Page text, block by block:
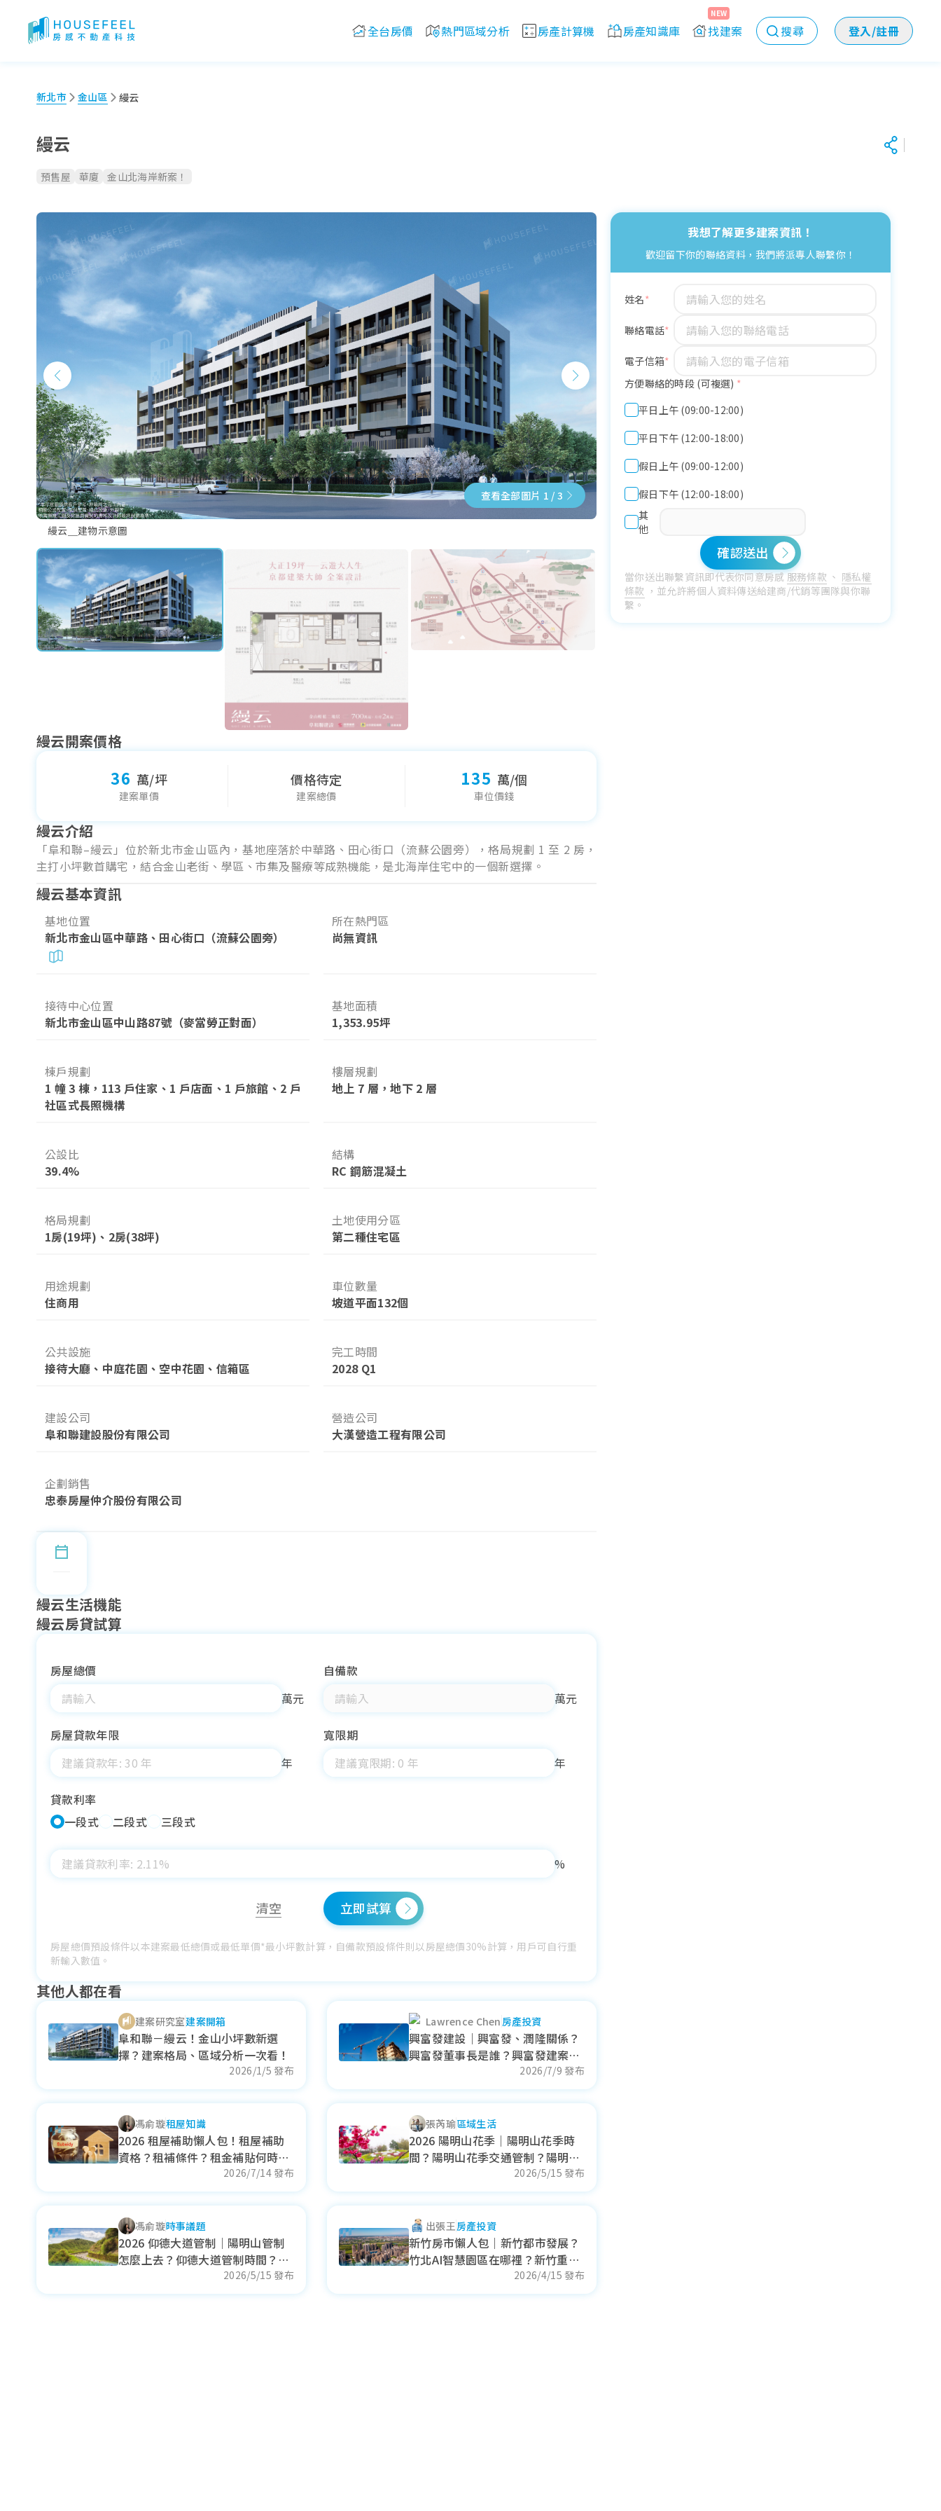
全台房價 熱門區域分析 房產計算機 房產知識庫 找建案
NEW
搜尋 登入/註冊
新北市 金山區 縵云
縵云
預售屋 華廈 金山北海岸新案！
縵云＿建物示意圖
查看全部圖片 1 / 3
縵云開案價格
36 萬/坪
建案單價
價格待定
建案總價
135 萬/個
車位價錢
縵云介紹
「阜和聯–縵云」位於新北市金山區內，基地座落於中華路、田心街口（流蘇公園旁），格局規劃 1 至 2 房，
主打小坪數首購宅，結合金山老街、學區、市集及醫療等成熟機能，是北海岸住宅中的一個新選擇。
縵云基本資訊
基地位置
新北市金山區中華路、田心街口（流蘇公園旁）
所在熱門區
尚無資訊
接待中心位置
新北市金山區中山路87號（麥當勞正對面）
基地面積
1,353.95坪
棟戶規劃
1 幢 3 棟，113 戶住家、1 戶店面、1 戶旅館、2 戶
社區式長照機構
樓層規劃
地上 7 層，地下 2 層
公設比
39.4%
結構
RC 鋼筋混凝土
格局規劃
1房(19坪)、2房(38坪)
土地使用分區
第二種住宅區
用途規劃
住商用
車位數量
坡道平面132個
公共設施
接待大廳、中庭花園、空中花園、信箱區
完工時間
2028 Q1
建設公司
阜和聯建設股份有限公司
營造公司
大漢營造工程有限公司
企劃銷售
忠泰房屋仲介股份有限公司
縵云生活機能
縵云房貸試算
房屋總價
萬元
自備款
萬元
房屋貸款年限
年
寬限期
年
貸款利率
一段式
二段式 三段式
%
立即試算
清空
房屋總價預設條件以本建案最低總價或最低單價*最小坪數計算，自備款預設條件則以房屋總價30%計算，用戶可自行重
新輸入數值。
其他人都在看
建案研究室建案開箱
阜和聯－縵云！金山小坪數新選
擇？建案格局、區域分析一次看！
2026/1/5 發布
Lawrence Chen 房產投資
興富發建設｜興富發、潤隆關係？
興富發董事長是誰？興富發建案！
興富發股利可望配7元？2026/7/9 發布
馮俞璇租屋知識
2026 租屋補助懶人包！租屋補助
資格？租補條件？租金補貼何時入
2026/7/14 發布
張芮瑜區域生活
2026 陽明山花季｜陽明山花季時
間？陽明山花季交通管制？陽明山
2026/5/15 發布
馮俞璇時事議題
2026 仰德大道管制｜陽明山管制
怎麼上去？仰德大道管制時間？陽
2026/5/15 發布
出張王房產投資
新竹房市懶人包｜新竹都市發展？
竹北AI智慧園區在哪裡？新竹重劃
2026/4/15 發布
我想了解更多建案資訊！
歡迎留下你的聯絡資料，我們將派專人聯繫你！
姓名
聯絡電話
電子信箱
方便聯絡的時段 (可複選) *
平日上午 (09:00-12:00)
平日下午 (12:00-18:00)
假日上午 (09:00-12:00)
假日下午 (12:00-18:00)
其
他
確認送出
當你送出聯繫資訊即代表你同意房感服務條款 、 隱私權
條款 ，並允許將個人資料傳送給建商/代銷等團隊與你聯
繫。